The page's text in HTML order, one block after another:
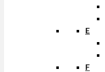
E
F